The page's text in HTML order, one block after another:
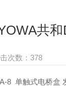
共
次数：378
8 单触式电桥盒